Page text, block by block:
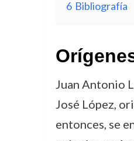
6 Bibliografía
Juan Antonio
José López,
entonces, se